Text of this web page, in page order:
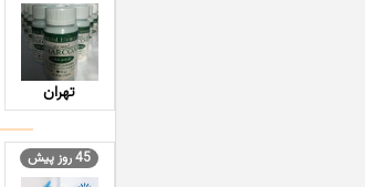
تهران
45 روز پیش